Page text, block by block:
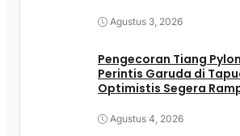
Agustus 3, 2026
Pengecoran Tiang
Perintis Garuda di
Optimistis Segera
Agustus 4, 2026